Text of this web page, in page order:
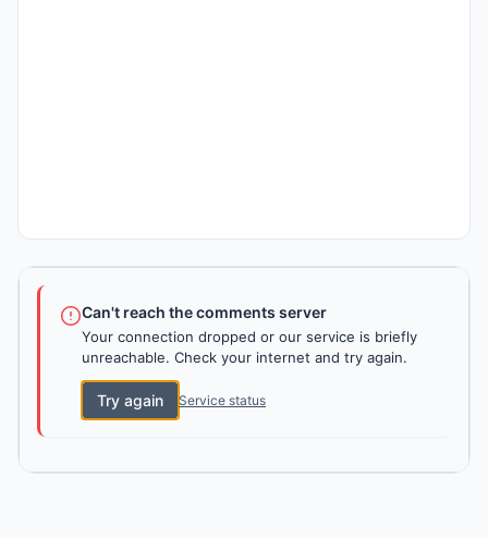
Can't reach the comments server
Your connection dropped or our service is briefly
unreachable. Check your internet and try again.
Try again Service status